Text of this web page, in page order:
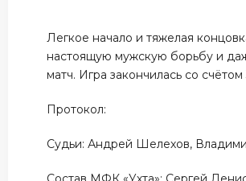
Легкое начало и тяжелая
настоящую мужскую борьбу и
матч. Игра закончилась со
Протокол:
Судьи: Андрей Шелехов,